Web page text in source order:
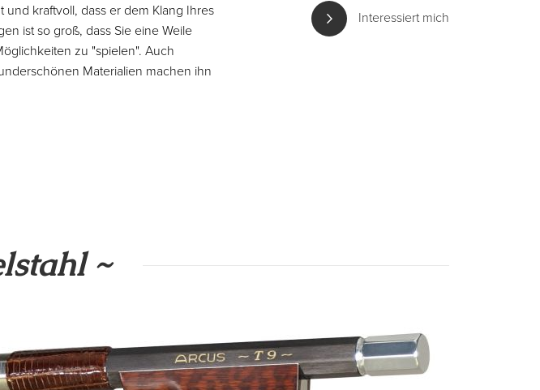
kraftvoll, dass er dem Klang Ihres
ist so groß, dass Sie eine Weile
zu "spielen". Auch
Materialien machen ihn
Interessiert mich
~